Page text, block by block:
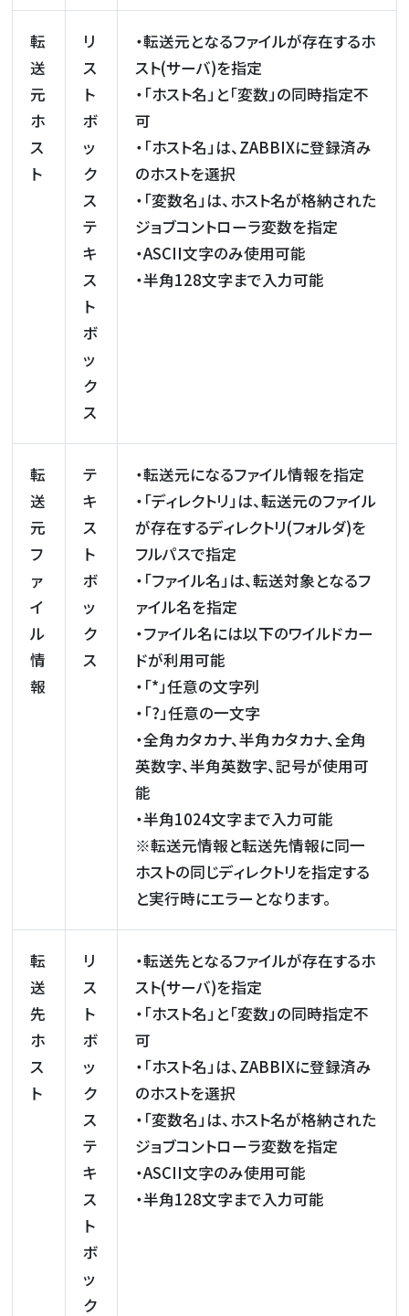
転
送
元
ホ
ス
ト
リ
ス
ト
ボ
ッ
ク
ス
テ
キ
ス
ト
ボ
ッ
ク
ス
・転送元となるファイルが存在するホ
スト(サーバ)を指定
・「ホスト名」と「変数」の同時指定不
可
・「ホスト名」は、ZABBIXに登録済み
のホストを選択
・「変数名」は、ホスト名が格納された
ジョブコントローラ変数を指定
・ASCII文字のみ使用可能
・半角128文字まで入力可能
転
送
元
フ
ァ
イ
ル
情
報
テ
キ
ス
ト
ボ
ッ
ク
ス
・転送元になるファイル情報を指定
・「ディレクトリ」は、転送元のファイル
が存在するディレクトリ(フォルダ)を
フルパスで指定
・「ファイル名」は、転送対象となるフ
ァイル名を指定
・ファイル名には以下のワイルドカー
ドが利用可能
・「*」任意の文字列
・「?」任意の一文字
・全角カタカナ、半角カタカナ、全角
英数字、半角英数字、記号が使用可
能
・半角1024文字まで入力可能
※転送元情報と転送先情報に同一
ホストの同じディレクトリを指定する
と実行時にエラーとなります。
転
送
先
ホ
ス
ト
リ
ス
ト
ボ
ッ
ク
ス
テ
キ
ス
ト
ボ
ッ
ク
・転送先となるファイルが存在するホ
スト(サーバ)を指定
・「ホスト名」と「変数」の同時指定不
可
・「ホスト名」は、ZABBIXに登録済み
のホストを選択
・「変数名」は、ホスト名が格納された
ジョブコントローラ変数を指定
・ASCII文字のみ使用可能
・半角128文字まで入力可能